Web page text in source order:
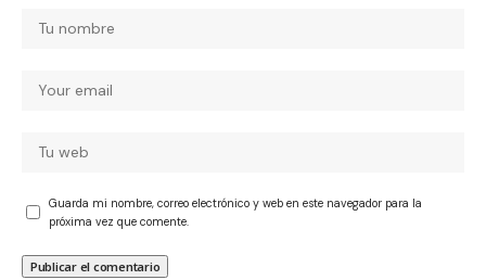
Guarda mi nombre, correo electrónico y web en este navegador para la
próxima vez que comente.